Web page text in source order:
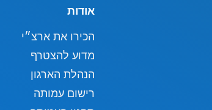
אודות
הכירו את ארצ״י
מדוע להצטרף
הנהלת הארגון
רישום עמותה